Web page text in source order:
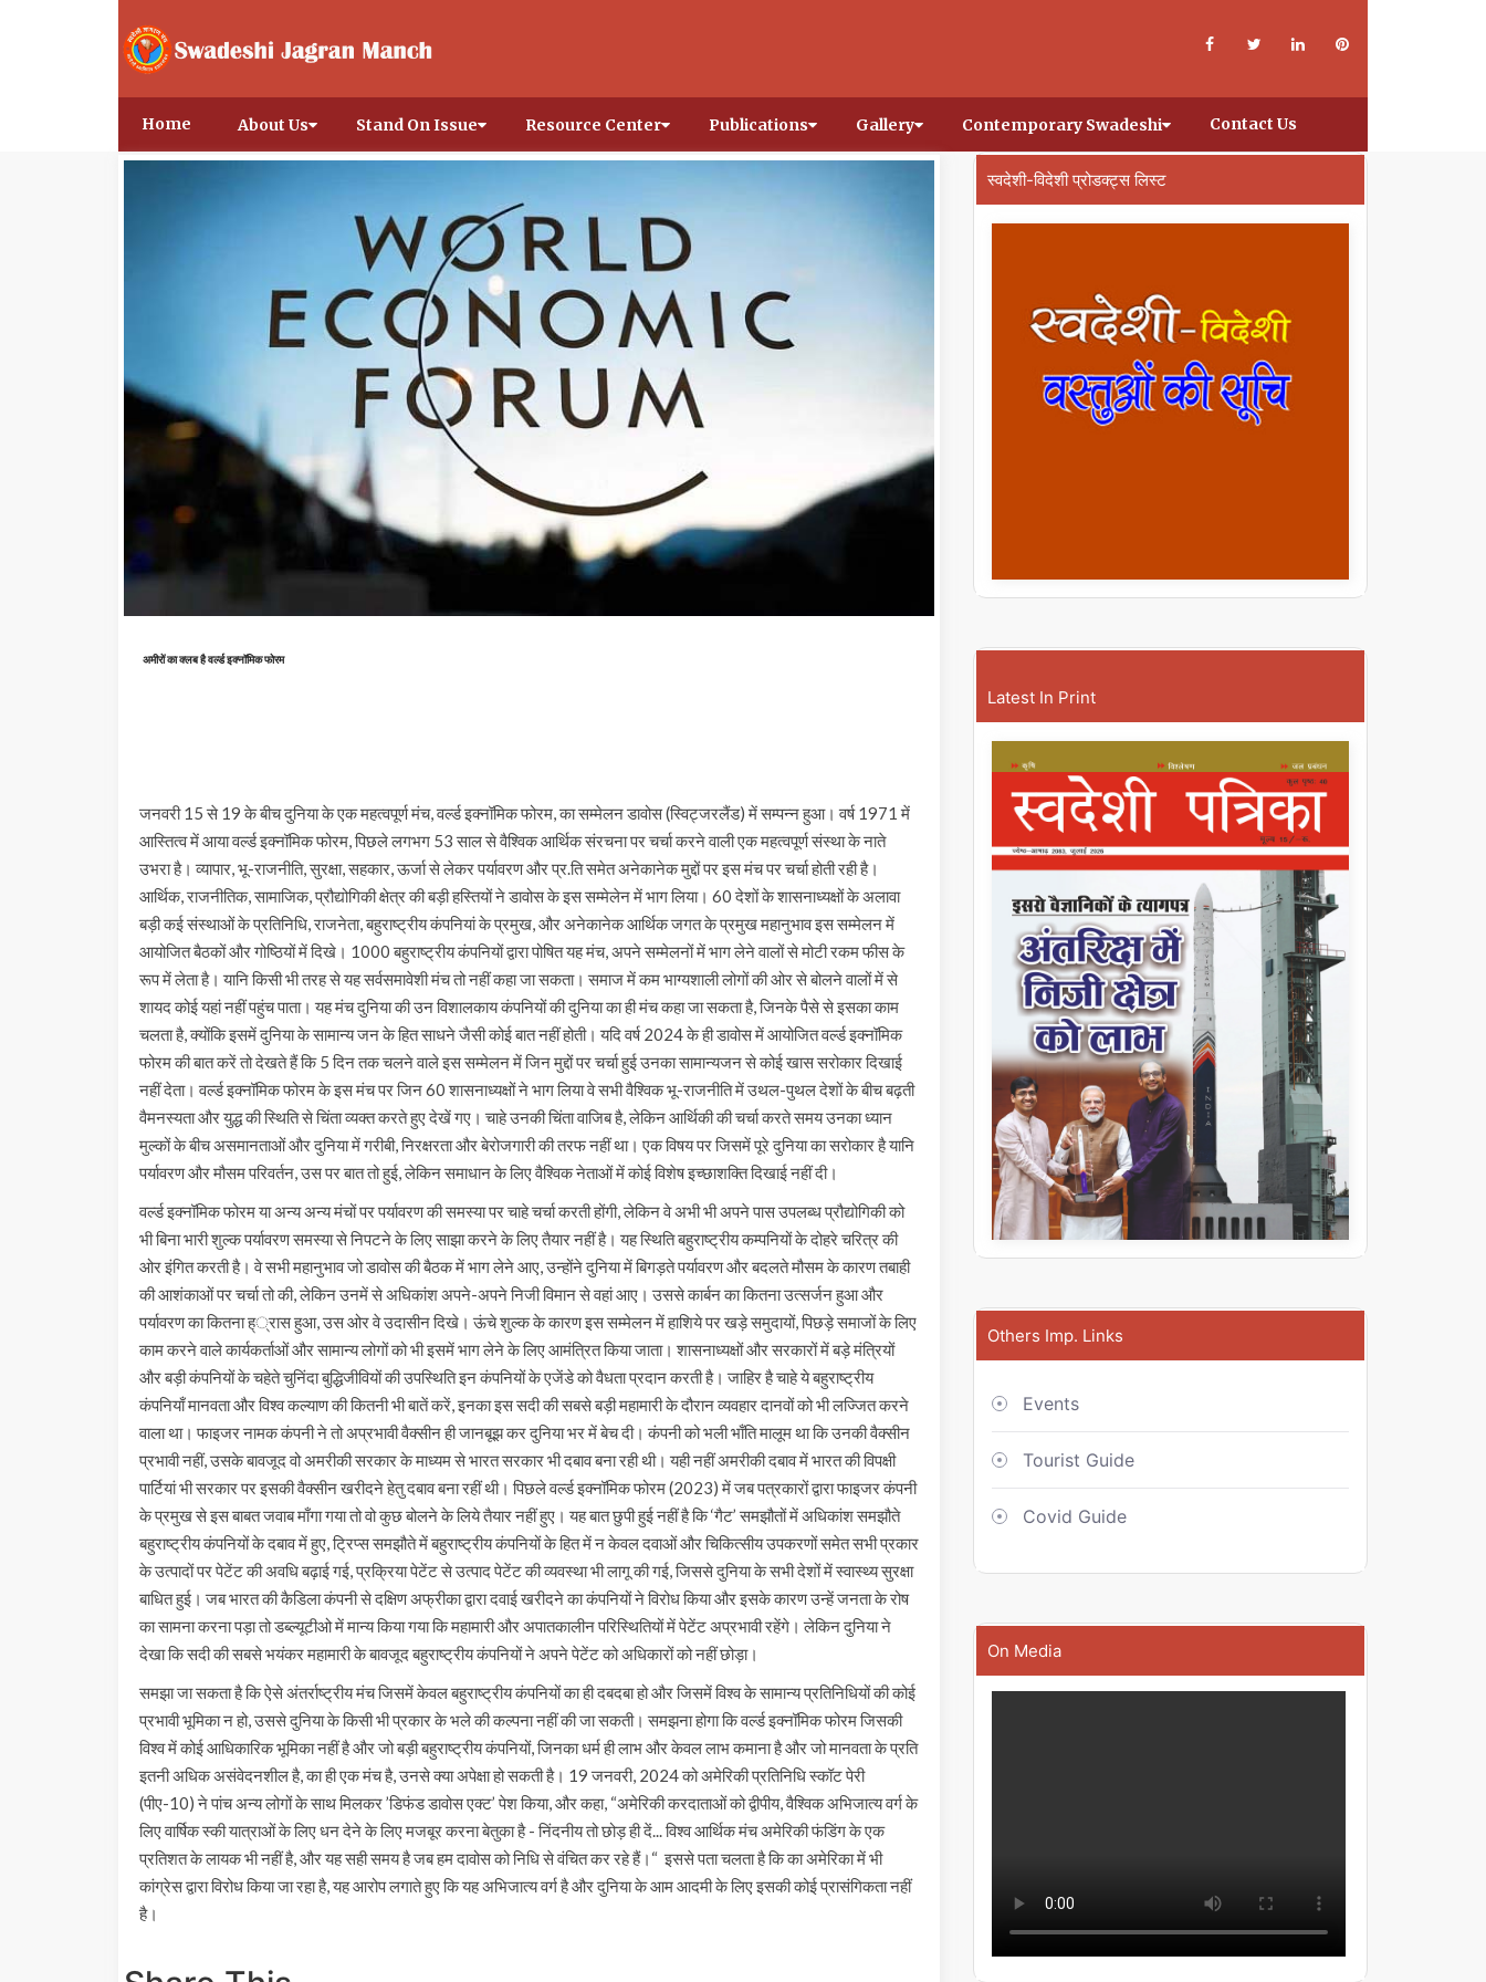
Home About Us Stand On Issue Resource Center Publications Gallery Contemporary Swadeshi Contact Us
अमीरों का क्लब है वर्ल्ड इक्नॉमिक फोरम
जनवरी 15 से 19 के बीच दुनिया के एक महत्वपूर्ण मंच, वर्ल्ड इक्नॉमिक फोरम, का सम्मेलन डावोस (स्विट्जरलैंड) में सम्पन्न हुआ। वर्ष 1971 में
आस्तित्व में आया वर्ल्ड इक्नॉमिक फोरम, पिछले लगभग 53 साल से वैश्विक आर्थिक संरचना पर चर्चा करने वाली एक महत्वपूर्ण संस्था के नाते
उभरा है। व्यापार, भू-राजनीति, सुरक्षा, सहकार, ऊर्जा से लेकर पर्यावरण और प्र.ति समेत अनेकानेक मुद्दों पर इस मंच पर चर्चा होती रही है।
आर्थिक, राजनीतिक, सामाजिक, प्रौद्योगिकी क्षेत्र की बड़ी हस्तियों ने डावोस के इस सम्मेलेन में भाग लिया। 60 देशों के शासनाध्यक्षों के अलावा
बड़ी कई संस्थाओं के प्रतिनिधि, राजनेता, बहुराष्ट्रीय कंपनियां के प्रमुख, और अनेकानेक आर्थिक जगत के प्रमुख महानुभाव इस सम्मेलन में
आयोजित बैठकों और गोष्ठियों में दिखे। 1000 बहुराष्ट्रीय कंपनियों द्वारा पोषित यह मंच, अपने सम्मेलनों में भाग लेने वालों से मोटी रकम फीस के
रूप में लेता है। यानि किसी भी तरह से यह सर्वसमावेशी मंच तो नहीं कहा जा सकता। समाज में कम भाग्यशाली लोगों की ओर से बोलने वालों में से
शायद कोई यहां नहीं पहुंच पाता। यह मंच दुनिया की उन विशालकाय कंपनियों की दुनिया का ही मंच कहा जा सकता है, जिनके पैसे से इसका काम
चलता है, क्योंकि इसमें दुनिया के सामान्य जन के हित साधने जैसी कोई बात नहीं होती। यदि वर्ष 2024 के ही डावोस में आयोजित वर्ल्ड इक्नॉमिक
फोरम की बात करें तो देखते हैं कि 5 दिन तक चलने वाले इस सम्मेलन में जिन मुद्दों पर चर्चा हुई उनका सामान्यजन से कोई खास सरोकार दिखाई
नहीं देता। वर्ल्ड इक्नॉमिक फोरम के इस मंच पर जिन 60 शासनाध्यक्षों ने भाग लिया वे सभी वैश्विक भू-राजनीति में उथल-पुथल देशों के बीच बढ़ती
वैमनस्यता और युद्ध की स्थिति से चिंता व्यक्त करते हुए देखें गए। चाहे उनकी चिंता वाजिब है, लेकिन आर्थिकी की चर्चा करते समय उनका ध्यान
मुल्कों के बीच असमानताओं और दुनिया में गरीबी, निरक्षरता और बेरोजगारी की तरफ नहीं था। एक विषय पर जिसमें पूरे दुनिया का सरोकार है यानि
पर्यावरण और मौसम परिवर्तन, उस पर बात तो हुई, लेकिन समाधान के लिए वैश्विक नेताओं में कोई विशेष इच्छाशक्ति दिखाई नहीं दी।
वर्ल्ड इक्नॉमिक फोरम या अन्य अन्य मंचों पर पर्यावरण की समस्या पर चाहे चर्चा करती होंगी, लेकिन वे अभी भी अपने पास उपलब्ध प्रौद्योगिकी को
भी बिना भारी शुल्क पर्यावरण समस्या से निपटने के लिए साझा करने के लिए तैयार नहीं है। यह स्थिति बहुराष्ट्रीय कम्पनियों के दोहरे चरित्र की
ओर इंगित करती है। वे सभी महानुभाव जो डावोस की बैठक में भाग लेने आए, उन्होंने दुनिया में बिगड़ते पर्यावरण और बदलते मौसम के कारण तबाही
की आशंकाओं पर चर्चा तो की, लेकिन उनमें से अधिकांश अपने-अपने निजी विमान से वहां आए। उससे कार्बन का कितना उत्सर्जन हुआ और
पर्यावरण का कितना ह््रास हुआ, उस ओर वे उदासीन दिखे। ऊंचे शुल्क के कारण इस सम्मेलन में हाशिये पर खड़े समुदायों, पिछड़े समाजों के लिए
काम करने वाले कार्यकर्ताओं और सामान्य लोगों को भी इसमें भाग लेने के लिए आमंत्रित किया जाता। शासनाध्यक्षों और सरकारों में बड़े मंत्रियों
और बड़ी कंपनियों के चहेते चुनिंदा बुद्धिजीवियों की उपस्थिति इन कंपनियों के एजेंडे को वैधता प्रदान करती है। जाहिर है चाहे ये बहुराष्ट्रीय
कंपनियाँ मानवता और विश्व कल्याण की कितनी भी बातें करें, इनका इस सदी की सबसे बड़ी महामारी के दौरान व्यवहार दानवों को भी लज्जित करने
वाला था। फाइजर नामक कंपनी ने तो अप्रभावी वैक्सीन ही जानबूझ कर दुनिया भर में बेच दी। कंपनी को भली भाँति मालूम था कि उनकी वैक्सीन
प्रभावी नहीं, उसके बावजूद वो अमरीकी सरकार के माध्यम से भारत सरकार भी दबाव बना रही थी। यही नहीं अमरीकी दबाव में भारत की विपक्षी
पार्टियां भी सरकार पर इसकी वैक्सीन खरीदने हेतु दबाव बना रहीं थी। पिछले वर्ल्ड इक्नॉमिक फोरम (2023) में जब पत्रकारों द्वारा फाइजर कंपनी
के प्रमुख से इस बाबत जवाब माँगा गया तो वो कुछ बोलने के लिये तैयार नहीं हुए। यह बात छुपी हुई नहीं है कि ‘गैट’ समझौतों में अधिकांश समझौते
बहुराष्ट्रीय कंपनियों के दबाव में हुए, ट्रिप्स समझौते में बहुराष्ट्रीय कंपनियों के हित में न केवल दवाओं और चिकित्सीय उपकरणों समेत सभी प्रकार
के उत्पादों पर पेटेंट की अवधि बढ़ाई गई, प्रक्रिया पेटेंट से उत्पाद पेटेंट की व्यवस्था भी लागू की गई, जिससे दुनिया के सभी देशों में स्वास्थ्य सुरक्षा
बाधित हुई। जब भारत की कैडिला कंपनी से दक्षिण अफ्रीका द्वारा दवाई खरीदने का कंपनियों ने विरोध किया और इसके कारण उन्हें जनता के रोष
का सामना करना पड़ा तो डब्ल्यूटीओ में मान्य किया गया कि महामारी और अपातकालीन परिस्थितियों में पेटेंट अप्रभावी रहेंगे। लेकिन दुनिया ने
देखा कि सदी की सबसे भयंकर महामारी के बावजूद बहुराष्ट्रीय कंपनियों ने अपने पेटेंट को अधिकारों को नहीं छोड़ा।
समझा जा सकता है कि ऐसे अंतर्राष्ट्रीय मंच जिसमें केवल बहुराष्ट्रीय कंपनियों का ही दबदबा हो और जिसमें विश्व के सामान्य प्रतिनिधियों की कोई
प्रभावी भूमिका न हो, उससे दुनिया के किसी भी प्रकार के भले की कल्पना नहीं की जा सकती। समझना होगा कि वर्ल्ड इक्नॉमिक फोरम जिसकी
विश्व में कोई आधिकारिक भूमिका नहीं है और जो बड़ी बहुराष्ट्रीय कंपनियों, जिनका धर्म ही लाभ और केवल लाभ कमाना है और जो मानवता के प्रति
इतनी अधिक असंवेदनशील है, का ही एक मंच है, उनसे क्या अपेक्षा हो सकती है। 19 जनवरी, 2024 को अमेरिकी प्रतिनिधि स्कॉट पेरी
(पीए-10) ने पांच अन्य लोगों के साथ मिलकर ’डिफंड डावोस एक्ट’ पेश किया, और कहा, “अमेरिकी करदाताओं को द्वीपीय, वैश्विक अभिजात्य वर्ग के
लिए वार्षिक स्की यात्राओं के लिए धन देने के लिए मजबूर करना बेतुका है - निंदनीय तो छोड़ ही दें... विश्व आर्थिक मंच अमेरिकी फंडिंग के एक
प्रतिशत के लायक भी नहीं है, और यह सही समय है जब हम दावोस को निधि से वंचित कर रहे हैं।“ इससे पता चलता है कि का अमेरिका में भी
कांग्रेस द्वारा विरोध किया जा रहा है, यह आरोप लगाते हुए कि यह अभिजात्य वर्ग है और दुनिया के आम आदमी के लिए इसकी कोई प्रासंगिकता नहीं
है।
स्वदेशी-विदेशी प्रोडक्ट्स लिस्ट
Latest In Print
Others Imp. Links
Events
Tourist Guide
Covid Guide
On Media